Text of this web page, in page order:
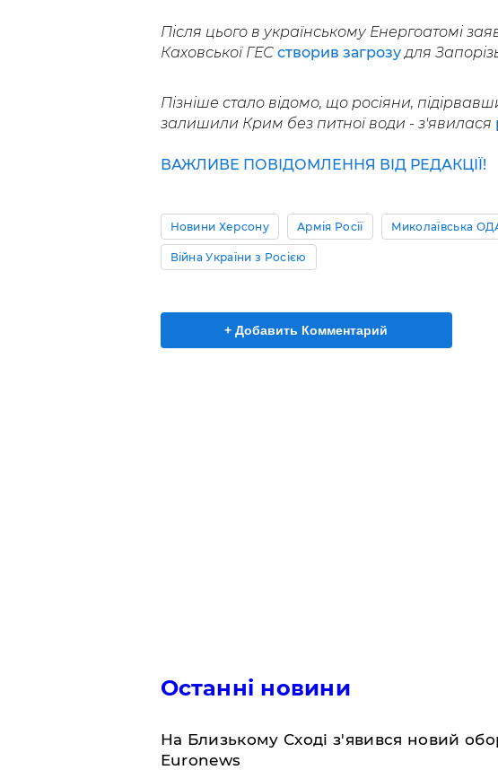
Після цього в українському Енергоатомі
Каховської ГЕС створив загрозудля
Пізніше стало відомо, що росіяни,
залишили Крим без питної води - з'явилася
ВАЖЛИВЕ ПОВІДОМЛЕННЯ ВІД РЕДАКЦІЇ!
Новини Херсону Армія Росії Миколаївська
Війна України з Росією
+ Добавить Комментарий
Останні новини
На Близькому Сході з'явився новий
Euronews